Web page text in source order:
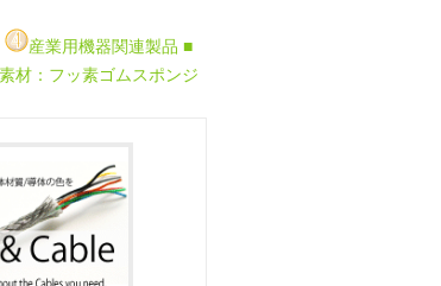
産業用機器関連製品 ■
材：フッ素ゴムスポンジ